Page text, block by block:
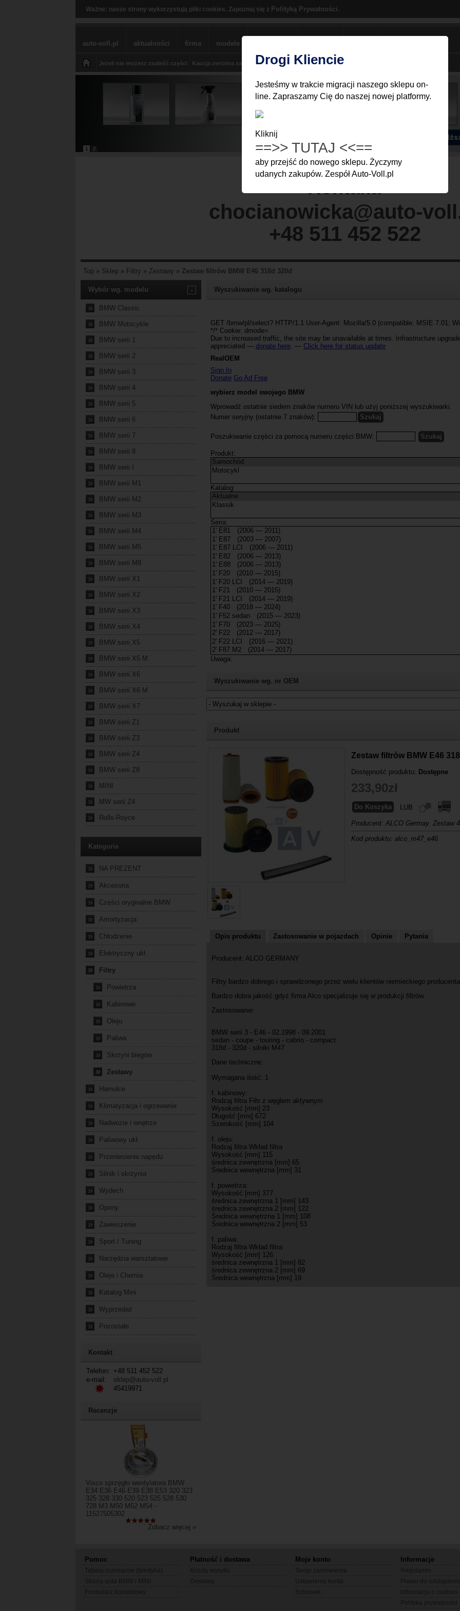
Drogi Kliencie
Jesteśmy w trakcie migracji naszego sklepu on-
line. Zapraszamy Cię do naszej nowej platformy.
Kliknij
==>> TUTAJ <<==
aby przejść do nowego sklepu. Życzymy
udanych zakupów. Zespół Auto-Voll.pl
Ważne: nasze strony wykorzystują pliki cookies. Zapoznaj się z Polityką Prywatności.
auto-voll.pl aktualności firma modele
Jeżeli nie możesz znaleźć części Kaucja zwrotna za części Moje Konto Zawartość koszyka
1 2
Kontakt:
chocianowicka@auto-
+48 511 452 522
Top » Sklep » Filtry » Zestawy » Zestaw filtrów BMW E46 318d 320d
Wybór wg. modelu -
» BMW Classic
» BMW Motocykle
» BMW serii 1
» BMW serii 2
» BMW serii 3
» BMW serii 4
» BMW serii 5
» BMW serii 6
» BMW serii 7
» BMW serii 8
» BMW serii I
» BMW serii M1
» BMW serii M2
» BMW serii M3
» BMW serii M4
» BMW serii M5
» BMW serii M8
» BMW serii X1
» BMW serii X2
» BMW serii X3
» BMW serii X4
» BMW serii X5
» BMW serii X5 M
» BMW serii X6
» BMW serii X6 M
» BMW serii X7
» BMW serii Z1
» BMW serii Z3
» BMW serii Z4
» BMW serii Z8
» MINI
» MW serii Z4
» Rolls-Royce
Kategorie
» NA PREZENT
» Akcesoria
» Części oryginalne BMW
» Amortyzacja
» Chłodzenie
» Elektryczny ukł.
» Filtry
» Powietrza
» Kabinowe
» Oleju
» Paliwa
» Skrzyni biegów
» Zestawy
» Hamulce
» Klimatyzacja i ogrzewanie
» Nadwozie i wnętrze
» Paliwowy ukł.
» Przeniesienie napędu
» Silnik i skrzynia
» Wydech
» Opony
» Zawieszenie
» Sport / Tuning
» Narzędzia warsztatowe
» Oleje i Chemia
» Katalog Mini
» Wyprzedaż
» Pozostałe
Kontakt
Telefon:
+48 511 452 522
e-mail:
sklep@auto-voll.pl
45419971
Recenzje
Visco sprzęgło wentylatora BMW
E34 E36 E46 E39 E38 E53 320 323
325 328 330 520 523 525 528 530
728 M3 M50 M52 M54 -
11527505302
Zobacz więcej »
Wyszukiwanie wg. katalogu
Wyszukiwanie wg. nr OEM
Produkt
Zestaw filtrów BMW E46
Dostępność produktu: Dostępne
233,90zł
LUB
Producent: ALCO Germay. Zestaw
Kod produktu: alco_m47_e46
Opis produktu Zastosowanie w pojazdach Opinie Pytania
Producent: ALCO GERMANY
Filtry bardzo dobrego i sprawdzonego przez wielu klientów niemieckiego
Bardzo dobra jakość gdyż firma Alco specjalizuje się w produkcji filtrów.
Zastosowanie:
BMW serii 3 - E46 - 02.1998 - 09.2001
sedan - coupe - touring - cabrio - compact
318d - 320d - silniki M47
Dane techniczne:
Wymagana ilość: 1
f. kabinowy:
Rodzaj filtra Filtr z węglem aktywnym
Wysokość [mm] 23
Długość [mm] 672
Szerokość [mm] 104
f. oleju:
Rodzaj filtra Wkład filtra
Wysokość [mm] 115
średnica zewnętrzna [mm] 65
Średnica wewnętrzna [mm] 31
f. powietrza:
Wysokość [mm] 377
średnica zewnętrzna 1 [mm] 143
średnica zewnętrzna 2 [mm] 122
Średnica wewnętrzna 1 [mm] 108
Średnica wewnętrzna 2 [mm] 53
f. paliwa:
Rodzaj filtra Wkład filtra
Wysokość [mm] 126
średnica zewnętrzna 1 [mm] 82
średnica zewnętrzna 2 [mm] 69
Średnica wewnętrzna [mm] 19
Pomoc Płatność i dostawa Moje konto Informacje